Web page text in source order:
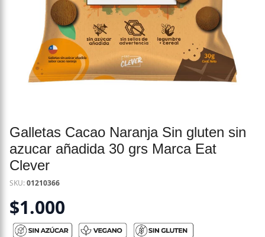
Galletas Cacao Naranja Sin gluten sin
azucar añadida 30 grs Marca Eat
Clever
SKU:01210366
$1.000